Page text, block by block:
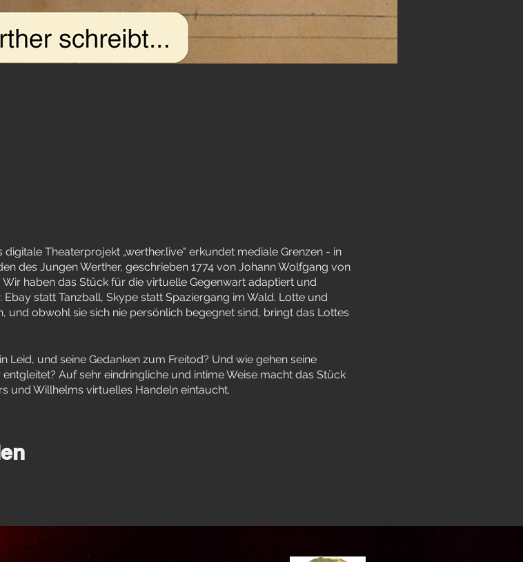
digitale Theaterprojekt „werther.live" erkundet mediale Grenzen - in
des Jungen Werther, geschrieben 1774 von Johann Wolfgang von
Wir haben das Stück für die virtuelle Gegenwart adaptiert und
statt Tanzball, Skype statt Spaziergang im Wald. Lotte und
und obwohl sie sich nie persönlich begegnet sind, bringt das Lottes
Leid, und seine Gedanken zum Freitod? Und wie gehen seine
Auf sehr eindringliche und intime Weise macht das Stück
und Willhelms virtuelles Handeln eintaucht.